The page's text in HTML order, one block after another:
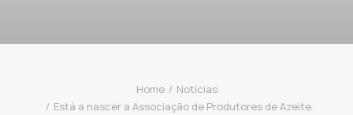
Home
Notícias
Está a nascer a Associação de Produtores de Azeite